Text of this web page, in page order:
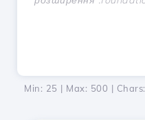
Min: 25 | Max: 500 | Chars: